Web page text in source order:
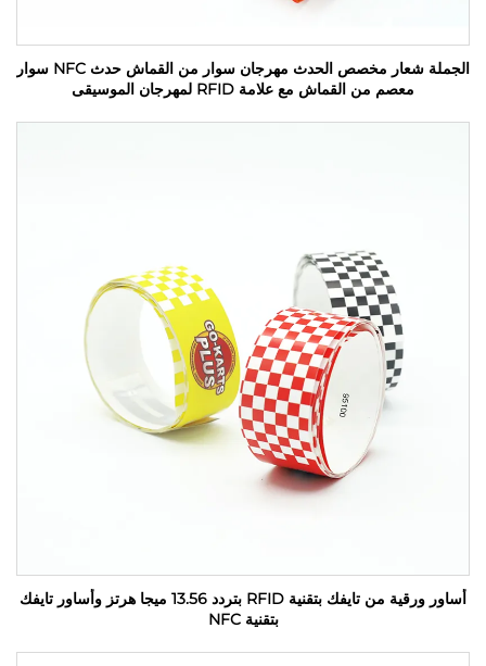
الجملة شعار مخصص الحدث مهرجان سوار من القماش حدث NFC سوار
معصم من القماش مع علامة RFID لمهرجان الموسيقى
أساور ورقية من تايفك بتقنية RFID بتردد 13.56 ميجا هرتز وأساور تايفك
بتقنية NFC